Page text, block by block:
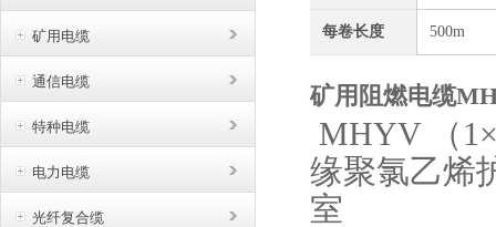
矿用电缆
通信电缆
特种电缆
电力电缆
光纤复合缆
每卷长度 500m
矿用阻燃电缆
MHYV （
缘聚氯乙烯
室